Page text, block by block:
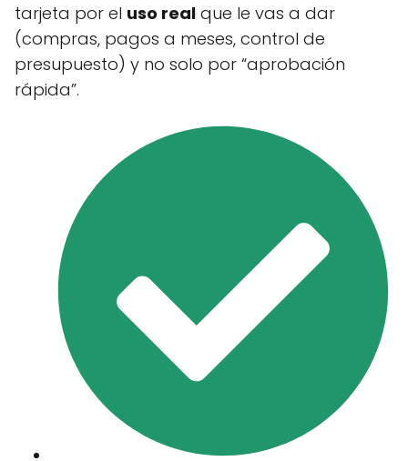
tarjeta por el uso real que le vas a dar
(compras, pagos a meses, control de
presupuesto) y no solo por “aprobación
rápida”.